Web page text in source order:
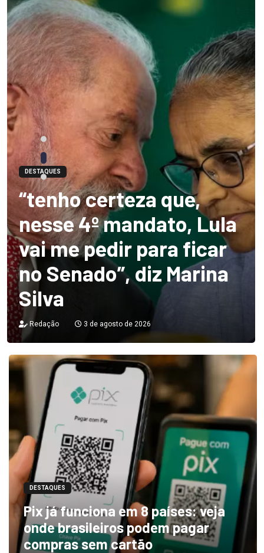
DESTAQUES
“tenho certeza que,
nesse 4º mandato, Lula
vai me pedir para ficar
no Senado”, diz Marina
Silva
Redação 3 de agosto de 2026
DESTAQUES
Pix já funciona em 8 países: veja
onde brasileiros podem pagar
compras sem cartão